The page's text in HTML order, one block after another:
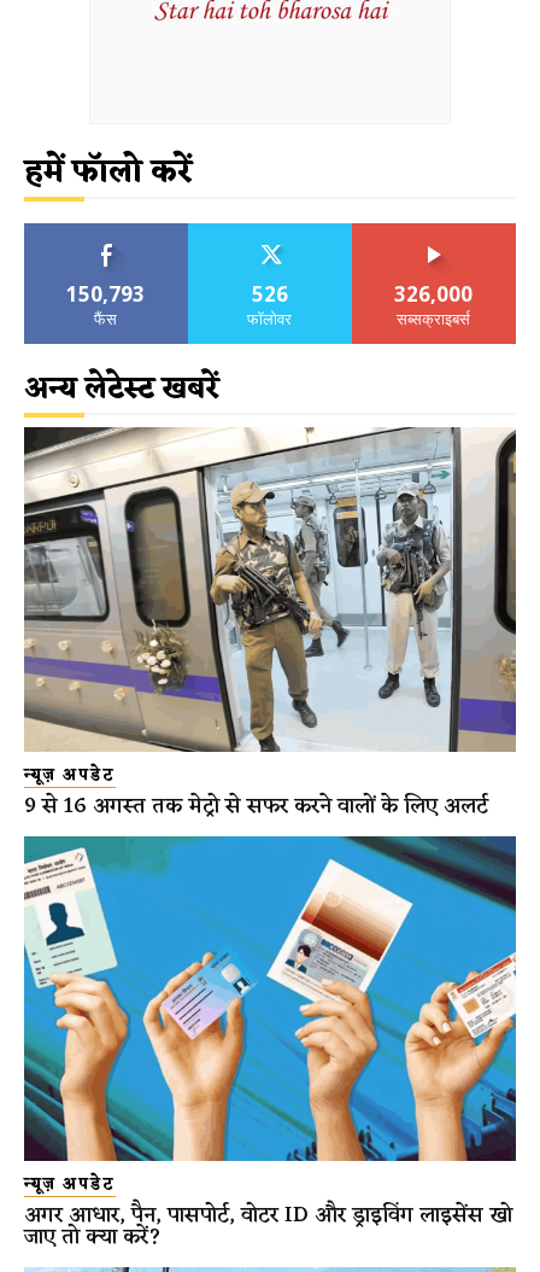
हमें फॉलो करें
150,793
फैंस
526
फॉलोवर
326,000
सब्सक्राइबर्स
अन्य लेटेस्ट खबरें
न्यूज़ अपडेट
9 से 16 अगस्त तक मेट्रो से सफर करने वालों के लिए अलर्ट
न्यूज़ अपडेट
अगर आधार, पैन, पासपोर्ट, वोटर ID और ड्राइविंग लाइसेंस खो
जाए तो क्या करें?